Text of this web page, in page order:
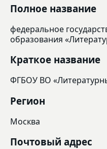
Полное название
федеральное
образования
Краткое название
ФГБОУ ВО
Регион
Москва
Почтовый адрес